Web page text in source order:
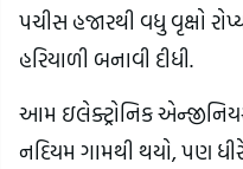
પચીસ હજારથી વધુ વૃક્ષો
હરિયાળી બનાવી દીધી.
આમ ઇલેક્ટ્રોનિક
નદિયમ ગામથી થયો, પણ